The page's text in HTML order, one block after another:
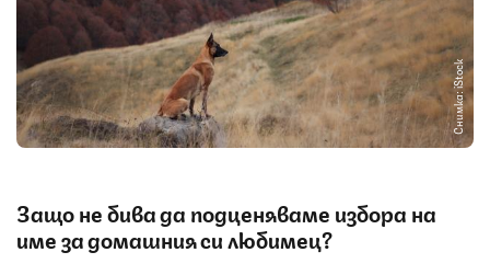
Снимка: iStock
Защо не бива да подценяваме избора на
име за домашния си любимец?